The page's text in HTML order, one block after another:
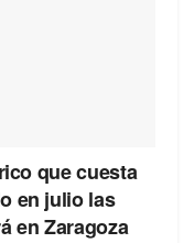
que cuesta
en julio las
en Zaragoza